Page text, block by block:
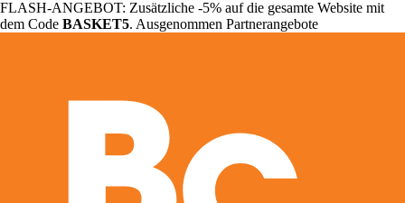
FLASH-ANGEBOT: Zusätzliche -5% auf die gesamte Website mit
dem Code BASKET5. Ausgenommen Partnerangebote